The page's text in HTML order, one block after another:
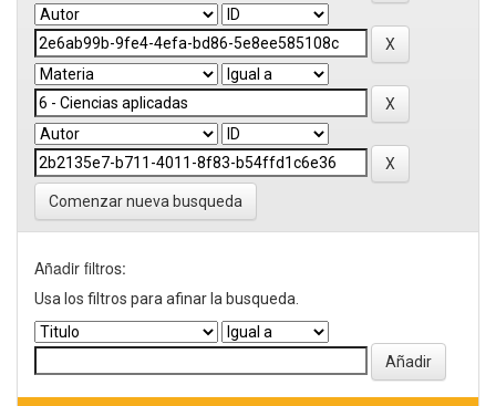
Comenzar nueva busqueda
Añadir filtros:
Usa los filtros para afinar la busqueda.